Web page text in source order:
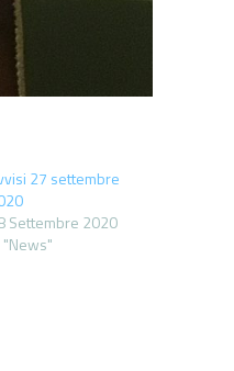
27 settembre
Settembre 2020
"News"